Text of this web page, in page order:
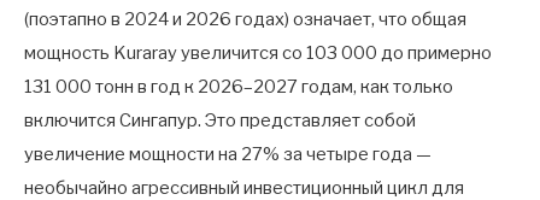
(поэтапно в 2024 и 2026 годах) означает, что общая
мощность Kuraray увеличится со 103 000 до примерно
131 000 тонн в год к 2026–2027 годам, как только
включится Сингапур. Это представляет собой
увеличение мощности на 27% за четыре года —
необычайно агрессивный инвестиционный цикл для